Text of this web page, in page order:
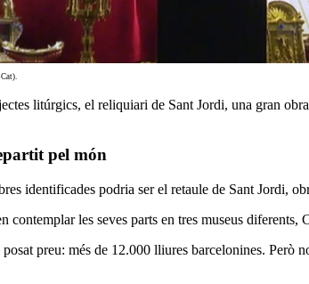
litúrgics, el reliquiari de Sant Jordi, una gran
pel món
identificades podria ser el retaule de Sant Jordi,
contemplar les seves parts en tres museus diferents,
preu: més de 12.000 lliures barcelonines. Però